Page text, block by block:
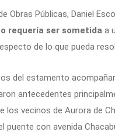
Obras Públicas, Daniel
requería ser sometida a
de lo que pueda
del estamento
antecedentes
los vecinos de Aurora de
puente con avenida